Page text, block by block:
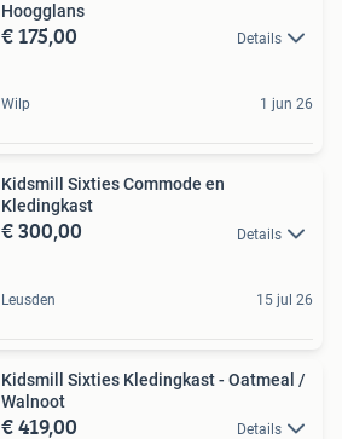
Hoogglans
€ 175,00 Details
Wilp 1 jun 26
Kidsmill Sixties Commode en
Kledingkast
€ 300,00 Details
Leusden 15 jul 26
Kidsmill Sixties Kledingkast - Oatmeal /
Walnoot
€ 419,00 Details